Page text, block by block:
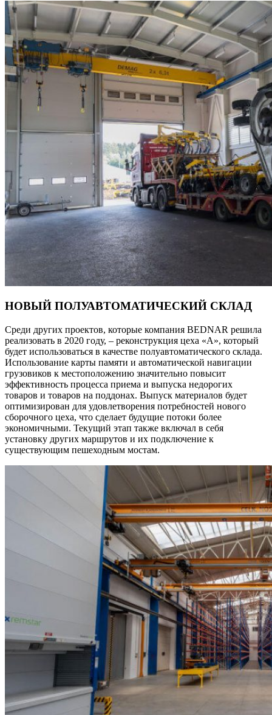
НОВЫЙ ПОЛУАВТОМАТИЧЕСКИЙ СКЛАД
Среди других проектов, которые компания BEDNAR решила
реализовать в 2020 году, – реконструкция цеха «А», который
будет использоваться в качестве полуавтоматического склада.
Использование карты памяти и автоматической навигации
грузовиков к местоположению значительно повысит
эффективность процесса приема и выпуска недорогих
товаров и товаров на поддонах. Выпуск материалов будет
оптимизирован для удовлетворения потребностей нового
сборочного цеха, что сделает будущие потоки более
экономичными. Текущий этап также включал в себя
установку других маршрутов и их подключение к
существующим пешеходным мостам.